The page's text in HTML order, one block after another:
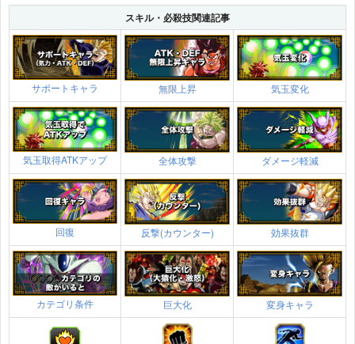
スキル・必殺技関連記事
サポートキャラ 無限上昇 気玉変化
気玉取得ATKアップ 全体攻撃 ダメージ軽減
回復 反撃(カウンター) 効果抜群
カテゴリ条件 巨大化 変身キャラ